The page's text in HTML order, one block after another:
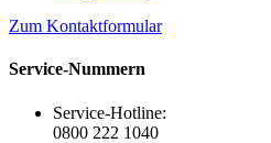
Zum Kontaktformular
Service-Nummern
Service-Hotline:
0800 222 1040